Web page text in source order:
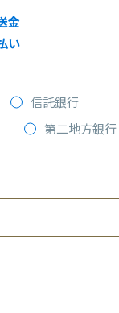
金
い
信託銀行
第二地方銀行